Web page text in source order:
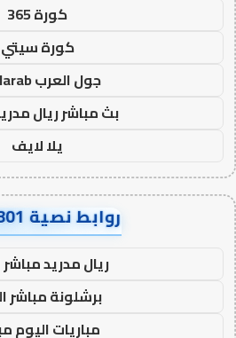
كورة 365
كورة سيتي
جول العرب goalarab
بث مباشر ريال
يلا لايف
روابط نصية AA32801
ريال مدريد
برشلونة مباشر
مباريات اليوم